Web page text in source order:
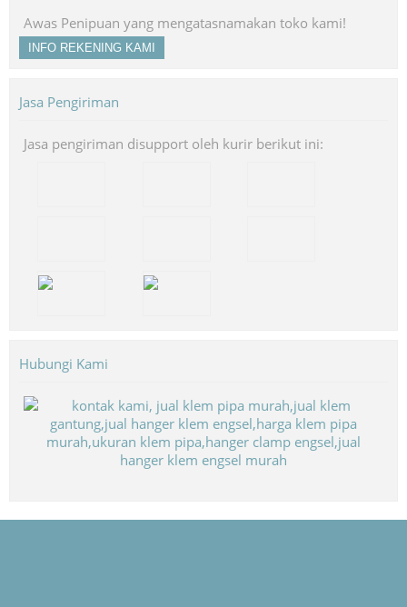
Awas Penipuan yang mengatasnamakan toko kami!
INFO REKENING KAMI
Jasa Pengiriman
Jasa pengiriman disupport oleh kurir berikut ini:
Hubungi Kami